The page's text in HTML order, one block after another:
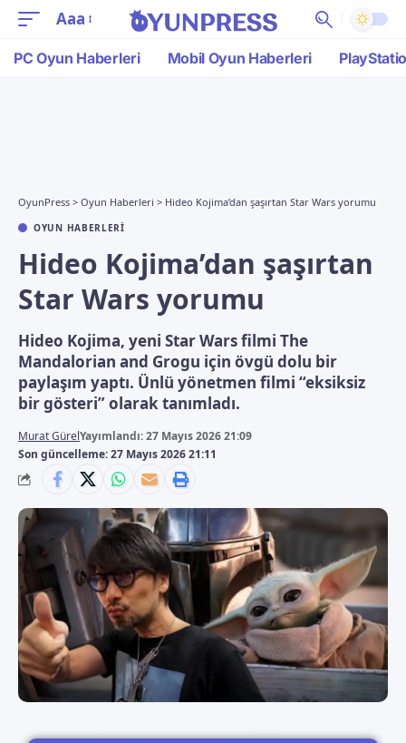
Aaa
PC Oyun Haberleri Mobil Oyun Haberleri
OyunPress > Oyun Haberleri > Hideo Kojima’dan şaşırtan Star Wars yorumu
OYUN HABERLERI
Hideo Kojima’dan şaşırtan
Star Wars yorumu
Hideo Kojima, yeni Star Wars filmi The
Mandalorian and Grogu için övgü dolu bir
paylaşım yaptı. Ünlü yönetmen filmi “eksiksiz
bir gösteri” olarak tanımladı.
Son güncelleme: 27 Mayıs 2026 21:11
Murat GürelYayımlandı: 27 Mayıs 2026 21:09